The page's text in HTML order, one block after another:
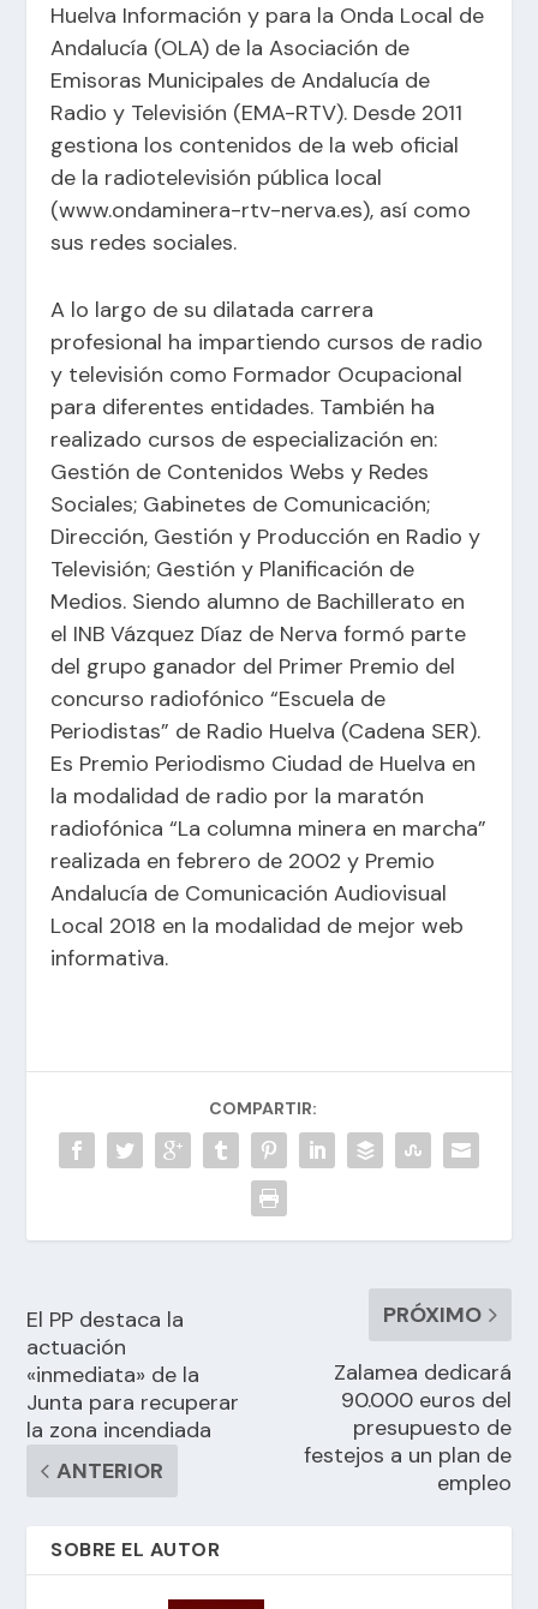
Huelva Información y para la Onda Local de
Andalucía (OLA) de la Asociación de
Emisoras Municipales de Andalucía de
Radio y Televisión (EMA-RTV). Desde 2011
gestiona los contenidos de la web oficial
de la radiotelevisión pública local
(www.ondaminera-rtv-nerva.es), así como
sus redes sociales.
A lo largo de su dilatada carrera
profesional ha impartiendo cursos de radio
y televisión como Formador Ocupacional
para diferentes entidades. También ha
realizado cursos de especialización en:
Gestión de Contenidos Webs y Redes
Sociales; Gabinetes de Comunicación;
Dirección, Gestión y Producción en Radio y
Televisión; Gestión y Planificación de
Medios. Siendo alumno de Bachillerato en
el INB Vázquez Díaz de Nerva formó parte
del grupo ganador del Primer Premio del
concurso radiofónico “Escuela de
Periodistas” de Radio Huelva (Cadena SER).
Es Premio Periodismo Ciudad de Huelva en
la modalidad de radio por la maratón
radiofónica “La columna minera en marcha”
realizada en febrero de 2002 y Premio
Andalucía de Comunicación Audiovisual
Local 2018 en la modalidad de mejor web
informativa.
COMPARTIR:
El PP destaca la
actuación
«inmediata» de la
Junta para recuperar
la zona incendiada
ANTERIOR
PRÓXIMO
Zalamea dedicará
90.000 euros del
presupuesto de
festejos a un plan de
empleo
SOBRE EL AUTOR